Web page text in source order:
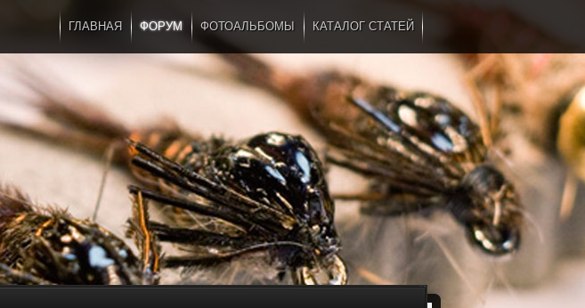
ГЛАВНАЯ ФОРУМ ФОТОАЛЬБОМЫ КАТАЛОГ СТАТЕЙ
...